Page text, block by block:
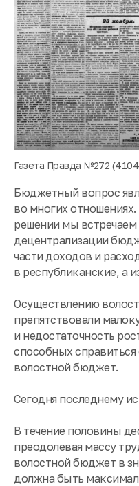
Газета Правда №272
Бюджетный вопрос
во многих
решении мы встречаем
децентрализации
части доходов и
в республиканские, а
Осуществлению
препятствовали
и недостаточность
способных
волостной бюджет.
Сегодня последнему
В течение половины
преодолевая массу
волостной бюджет в
должна быть